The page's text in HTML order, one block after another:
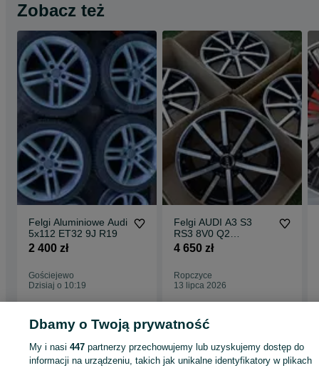
Zobacz też
Felgi Aluminiowe Audi
5x112 ET32 9J R19
2 400 zł
Gościejewo
Dzisiaj o 10:19
Felgi AUDI A3 S3
RS3 8V0 Q2
Limousine 18'' Audi
4 650 zł
Ropczyce
13 lipca 2026
Strona główna Motoryzacja Opony i Felgi Felgi Felgi - Wielkopolskie
- Perzów
Dbamy o Twoją prywatność
My i nasi447 partnerzy przechowujemy lub uzyskujemy dostęp do
informacji na urządzeniu, takich jak unikalne identyfikatory w plikach